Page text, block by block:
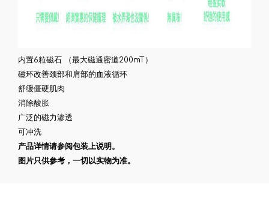
内置6粒磁石 （最大磁通密道200mT）
磁环改善颈部和肩部的血液循环
舒缓僵硬肌肉
消除酸胀
广泛的磁力渗透
可冲洗
产品详情请参阅包装上说明。
图片只供参考，一切以实物为准。